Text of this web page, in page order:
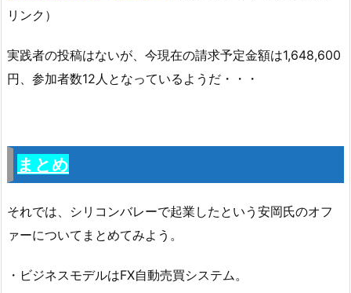
リンク）
実践者の投稿はないが、今現在の請求予定金額は1,648,600
円、参加者数12 人となっているようだ・・・
まとめ
それでは、シリコンバレーで起業したという安岡氏のオフ
ァーについてまとめてみよう。
・ビジネスモデルはFX自動売買システム。